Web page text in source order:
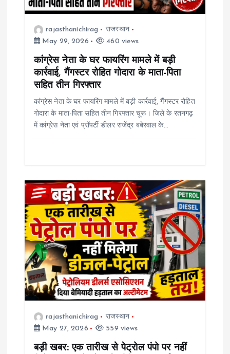
rajasthanichirag
राजस्थान
May 29, 2026
460 views
कांग्रेस नेता के घर फायरिंग मामले में बड़ी
कार्रवाई, गैंगस्टर रोहित गोदारा के माता-पिता
सहित तीन गिरफ्तार
कांग्रेस नेता के घर फायरिंग मामले में बड़ी कार्रवाई, गैंगस्टर रोहित
गोदारा के माता-पिता सहित तीन गिरफ्तार चूरू। जिले के रतनगढ़
में कांग्रेस नेता एवं प्रॉपर्टी डीलर राजेंद्र बबेरवाल के…
rajasthanichirag
राजस्थान
May 27, 2026
559 views
बड़ी खबर: एक तारीख से पेट्रोल पंपो पर नहीं